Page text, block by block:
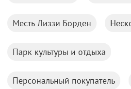
Месть Лиззи Борден
Парк культуры и отдыха
Персональный покупатель